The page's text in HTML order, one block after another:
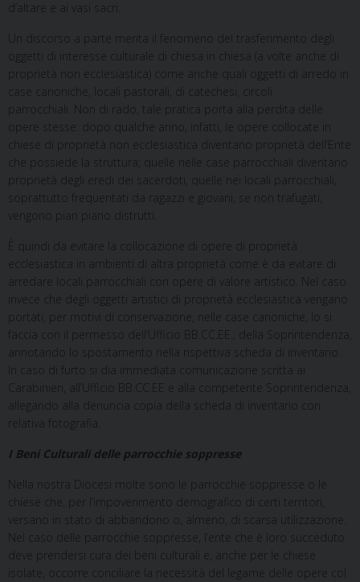
d’altare e ai vasi sacri.
Un discorso a parte merita il fenomeno del trasferimento degli
oggetti di interesse culturale di chiesa in chiesa (a volte anche di
proprietà non ecclesiastica) come anche quali oggetti di arredo in
case canoniche, locali pastorali, di catechesi, circoli
parrocchiali. Non di rado, tale pratica porta alla perdita delle
opere stesse: dopo qualche anno, infatti, le opere collocate in
chiese di proprietà non ecclesiastica diventano proprietà dell’Ente
che possiede la struttura; quelle nelle case parrocchiali diventano
proprietà degli eredi dei sacerdoti, quelle nei locali parrocchiali,
soprattutto frequentati da ragazzi e giovani, se non trafugati,
vengono pian piano distrutti.
È quindi da evitare la collocazione di opere di proprietà
ecclesiastica in ambienti di altra proprietà come è da evitare di
arredare locali parrocchiali con opere di valore artistico. Nel caso
invece che degli oggetti artistici di proprietà ecclesiastica vengano
portati, per motivi di conservazione, nelle case canoniche, lo si
faccia con il permesso dell’Ufficio BB.CC.EE., della Soprintendenza,
annotando lo spostamento nella rispettiva scheda di inventario.
In caso di furto si dia immediata comunicazione scritta ai
Carabinieri, all’Ufficio BB.CC.EE e alla competente Soprintendenza,
allegando alla denuncia copia della scheda di inventario con
relativa fotografia.
I Beni Culturali delle parrocchie soppresse
Nella nostra Diocesi molte sono le parrocchie soppresse o le
chiese che, per l’impoverimento demografico di certi territori,
versano in stato di abbandono o, almeno, di scarsa utilizzazione.
Nel caso delle parrocchie soppresse, l’ente che è loro succeduto
deve prendersi cura dei beni culturali e, anche per le chiese
isolate, occorre conciliare la necessità del legame delle opere col